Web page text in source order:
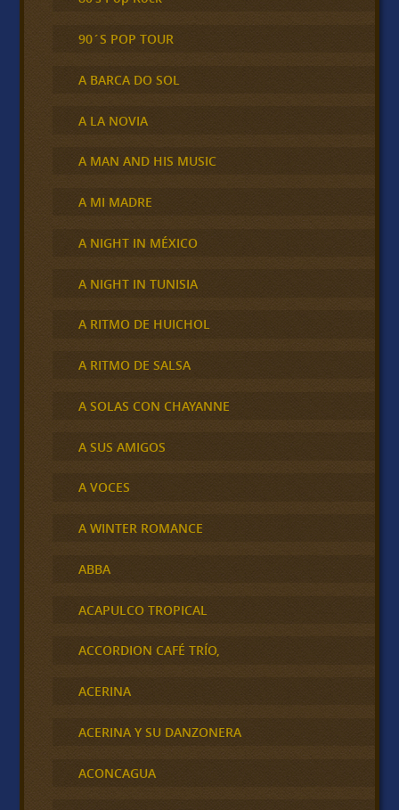
90´S POP TOUR
A BARCA DO SOL
A LA NOVIA
A MAN AND HIS MUSIC
A MI MADRE
A NIGHT IN MÉXICO
A NIGHT IN TUNISIA
A RITMO DE HUICHOL
A RITMO DE SALSA
A SOLAS CON CHAYANNE
A SUS AMIGOS
A VOCES
A WINTER ROMANCE
ABBA
ACAPULCO TROPICAL
ACCORDION CAFÉ TRÍO,
ACERINA
ACERINA Y SU DANZONERA
ACONCAGUA